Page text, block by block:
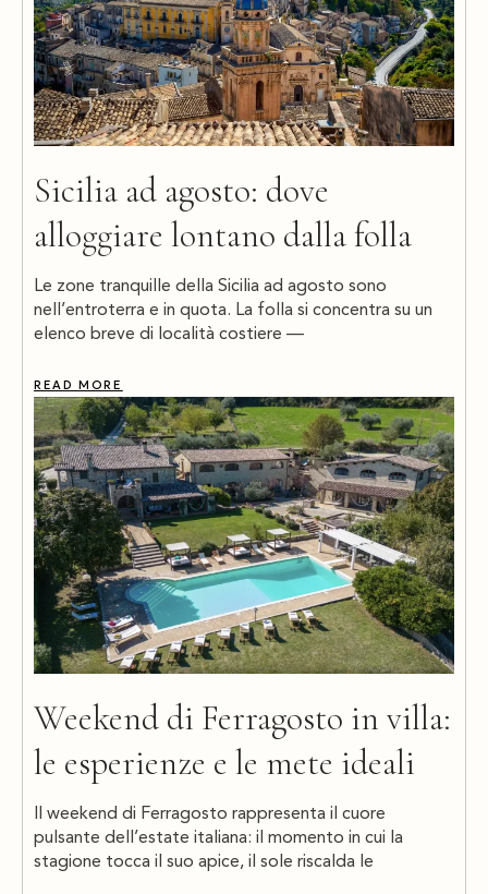
Sicilia ad agosto: dove
alloggiare lontano dalla folla
Le zone tranquille della Sicilia ad agosto sono
nell’entroterra e in quota. La folla si concentra su un
elenco breve di località costiere —
READ MORE
Weekend di Ferragosto in villa:
le esperienze e le mete ideali
Il weekend di Ferragosto rappresenta il cuore
pulsante dell’estate italiana: il momento in cui la
stagione tocca il suo apice, il sole riscalda le